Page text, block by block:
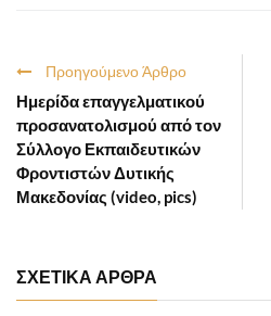
Προηγούμενο Άρθρο
Ημερίδα επαγγελματικού
προσανατολισμού από τον
Σύλλογο Εκπαιδευτικών
Φροντιστών Δυτικής
Μακεδονίας (video, pics)
ΣΧΕΤΙΚΑ ΑΡΘΡΑ